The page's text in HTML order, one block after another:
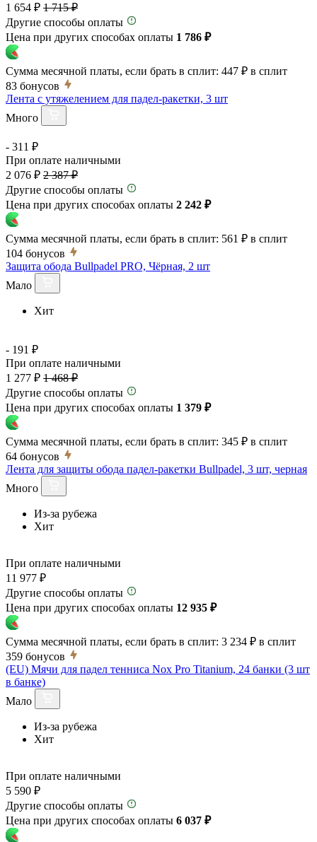
1 654 ₽ 1 715 ₽
Другие способы оплаты
Цена при других способах оплаты 1 786 ₽
Сумма месячной платы, если брать в сплит: 447 ₽ в сплит
83 бонусов
Лента с утяжелением для падел-ракетки, 3 шт
Много
- 311 ₽
При оплате наличными
2 076 ₽ 2 387 ₽
Другие способы оплаты
Цена при других способах оплаты 2 242 ₽
Сумма месячной платы, если брать в сплит: 561 ₽ в сплит
104 бонусов
Защита обода Bullpadel PRO, Чёрная, 2 шт
Мало
Хит
- 191 ₽
При оплате наличными
1 277 ₽ 1 468 ₽
Другие способы оплаты
Цена при других способах оплаты 1 379 ₽
Сумма месячной платы, если брать в сплит: 345 ₽ в сплит
64 бонусов
Лента для защиты обода падел-ракетки Bullpadel, 3 шт, черная
Много
Из-за рубежа
Хит
При оплате наличными
11 977 ₽
Другие способы оплаты
Цена при других способах оплаты 12 935 ₽
Сумма месячной платы, если брать в сплит: 3 234 ₽ в сплит
359 бонусов
(EU) Мячи для падел тенниса Nox Pro Titanium, 24 банки (3 шт
в банке)
Мало
Из-за рубежа
Хит
При оплате наличными
5 590 ₽
Другие способы оплаты
Цена при других способах оплаты 6 037 ₽